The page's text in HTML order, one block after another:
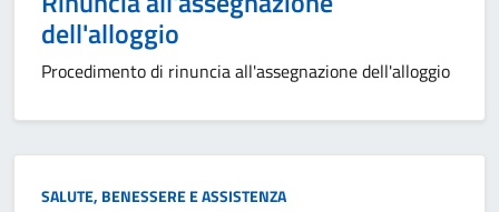
dell'alloggio
Procedimento di rinuncia all'assegnazione dell'alloggio
Categoria:
SALUTE, BENESSERE E ASSISTENZA